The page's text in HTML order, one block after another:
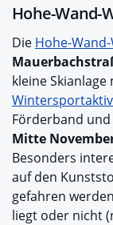
Hohe-Wand-
Die Hohe-
kleine
Förderband
Mitte
Besonders
auf den
gefahren
liegt oder nicht